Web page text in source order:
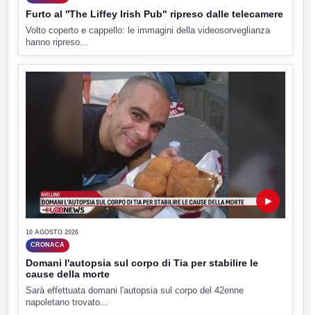
Furto al ''The Liffey Irish Pub" ripreso dalle telecamere
Volto coperto e cappello: le immagini della videosorveglianza
hanno ripreso...
▶
10 AGOSTO 2026
CRONACA
Domani l'autopsia sul corpo di Tia per stabilire le
cause della morte
Sarà effettuata domani l'autopsia sul corpo del 42enne
napoletano trovato...